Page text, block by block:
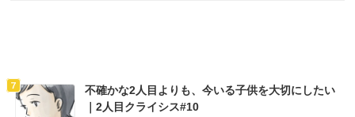
不確かな2人目よりも、今いる子供を大切にしたい
｜2人目クライシス#10